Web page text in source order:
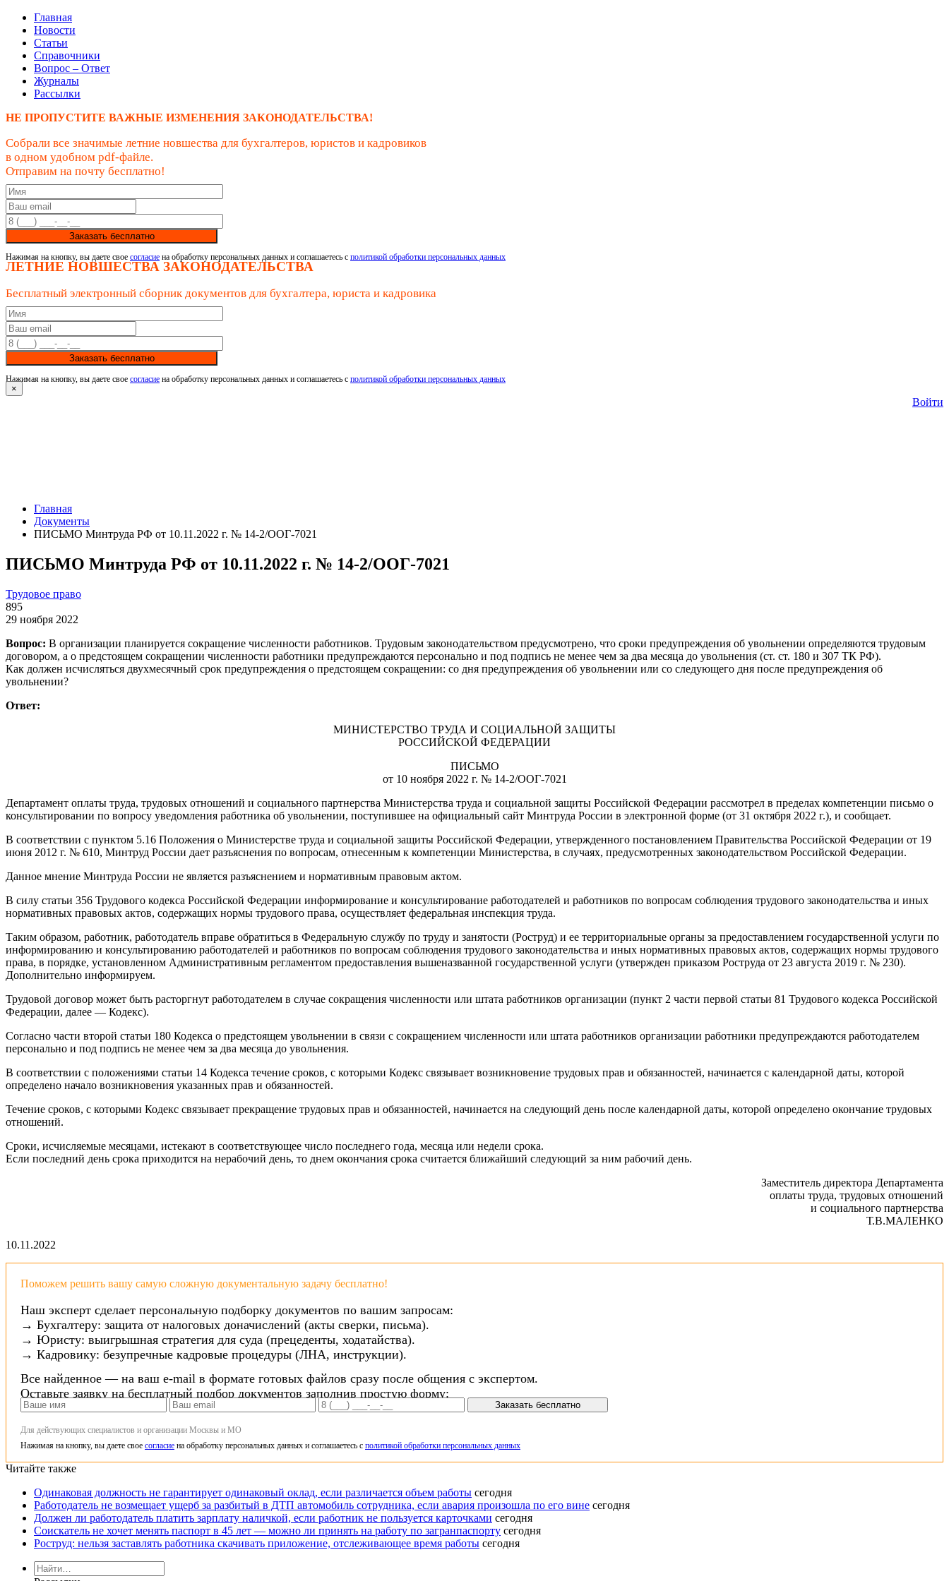
Главная
Новости
Статьи
Справочники
Вопрос – Ответ
Журналы
Рассылки
НЕ ПРОПУСТИТЕ ВАЖНЫЕ ИЗМЕНЕНИЯ ЗАКОНОДАТЕЛЬСТВА!
Собрали все значимые летние новшества для бухгалтеров, юристов и кадровиков
в одном удобном pdf-файле.
Отправим на почту бесплатно!
Заказать бесплатно
Нажимая на кнопку, вы даете свое согласие на обработку персональных данных и соглашаетесь с политикой обработки персональных данных
ЛЕТНИЕ НОВШЕСТВА ЗАКОНОДАТЕЛЬСТВА
Бесплатный электронный сборник документов для бухгалтера, юриста и кадровика
Заказать бесплатно
Нажимая на кнопку, вы даете свое согласие на обработку персональных данных и соглашаетесь с политикой обработки персональных данных
×
Войти
Главная
Документы
ПИСЬМО Минтруда РФ от 10.11.2022 г. № 14-2/ООГ-7021
ПИСЬМО Минтруда РФ от 10.11.2022 г. № 14-2/ООГ-7021
Трудовое право
895
29 ноября 2022
Вопрос: В организации планируется сокращение численности работников. Трудовым законодательством предусмотрено, что сроки предупреждения об увольнении определяются трудовым
договором, а о предстоящем сокращении численности работники предупреждаются персонально и под подпись не менее чем за два месяца до увольнения (ст. ст. 180 и 307 ТК РФ).
Как должен исчисляться двухмесячный срок предупреждения о предстоящем сокращении: со дня предупреждения об увольнении или со следующего дня после предупреждения об
увольнении?
Ответ:
МИНИСТЕРСТВО ТРУДА И СОЦИАЛЬНОЙ ЗАЩИТЫ
РОССИЙСКОЙ ФЕДЕРАЦИИ
ПИСЬМО
от 10 ноября 2022 г. № 14-2/ООГ-7021
Департамент оплаты труда, трудовых отношений и социального партнерства Министерства труда и социальной защиты Российской Федерации рассмотрел в пределах компетенции письмо о
консультировании по вопросу уведомления работника об увольнении, поступившее на официальный сайт Минтруда России в электронной форме (от 31 октября 2022 г.), и сообщает.
В соответствии с пунктом 5.16 Положения о Министерстве труда и социальной защиты Российской Федерации, утвержденного постановлением Правительства Российской Федерации от 19
июня 2012 г. № 610, Минтруд России дает разъяснения по вопросам, отнесенным к компетенции Министерства, в случаях, предусмотренных законодательством Российской Федерации.
Данное мнение Минтруда России не является разъяснением и нормативным правовым актом.
В силу статьи 356 Трудового кодекса Российской Федерации информирование и консультирование работодателей и работников по вопросам соблюдения трудового законодательства и иных
нормативных правовых актов, содержащих нормы трудового права, осуществляет федеральная инспекция труда.
Таким образом, работник, работодатель вправе обратиться в Федеральную службу по труду и занятости (Роструд) и ее территориальные органы за предоставлением государственной услуги по
информированию и консультированию работодателей и работников по вопросам соблюдения трудового законодательства и иных нормативных правовых актов, содержащих нормы трудового
права, в порядке, установленном Административным регламентом предоставления вышеназванной государственной услуги (утвержден приказом Роструда от 23 августа 2019 г. № 230).
Дополнительно информируем.
Трудовой договор может быть расторгнут работодателем в случае сокращения численности или штата работников организации (пункт 2 части первой статьи 81 Трудового кодекса Российской
Федерации, далее — Кодекс).
Согласно части второй статьи 180 Кодекса о предстоящем увольнении в связи с сокращением численности или штата работников организации работники предупреждаются работодателем
персонально и под подпись не менее чем за два месяца до увольнения.
В соответствии с положениями статьи 14 Кодекса течение сроков, с которыми Кодекс связывает возникновение трудовых прав и обязанностей, начинается с календарной даты, которой
определено начало возникновения указанных прав и обязанностей.
Течение сроков, с которыми Кодекс связывает прекращение трудовых прав и обязанностей, начинается на следующий день после календарной даты, которой определено окончание трудовых
отношений.
Сроки, исчисляемые месяцами, истекают в соответствующее число последнего года, месяца или недели срока.
Если последний день срока приходится на нерабочий день, то днем окончания срока считается ближайший следующий за ним рабочий день.
Заместитель директора Департамента
оплаты труда, трудовых отношений
и социального партнерства
Т.В.МАЛЕНКО
10.11.2022
Поможем решить вашу самую сложную документальную задачу бесплатно!
Наш эксперт сделает персональную подборку документов по вашим запросам:
→ Бухгалтеру: защита от налоговых доначислений (акты сверки, письма).
→ Юристу: выигрышная стратегия для суда (прецеденты, ходатайства).
→ Кадровику: безупречные кадровые процедуры (ЛНА, инструкции).
Все найденное — на ваш e-mail в формате готовых файлов сразу после общения с экспертом.
Оставьте заявку на бесплатный подбор документов заполнив простую форму:
Заказать бесплатно
Для действующих специалистов и организации Москвы и МО
Нажимая на кнопку, вы даете свое согласие на обработку персональных данных и соглашаетесь с политикой обработки персональных данных
Читайте также
Одинаковая должность не гарантирует одинаковый оклад, если различается объем работы сегодня
Работодатель не возмещает ущерб за разбитый в ДТП автомобиль сотрудника, если авария произошла по его вине сегодня
Должен ли работодатель платить зарплату наличкой, если работник не пользуется карточками сегодня
Соискатель не хочет менять паспорт в 45 лет — можно ли принять на работу по загранпаспорту сегодня
Роструд: нельзя заставлять работника скачивать приложение, отслеживающее время работы сегодня